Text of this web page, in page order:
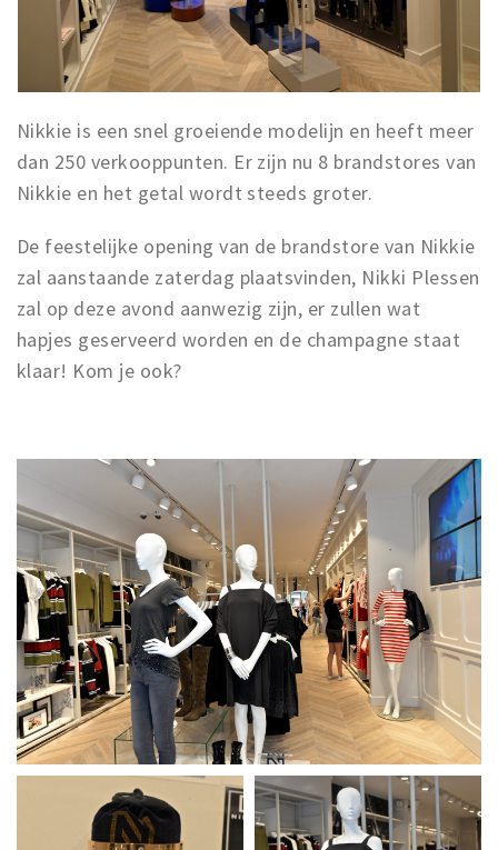
Nikkie is een snel groeiende modelijn en heeft meer
dan 250 verkooppunten. Er zijn nu 8 brandstores van
Nikkie en het getal wordt steeds groter.
De feestelijke opening van de brandstore van Nikkie
zal aanstaande zaterdag plaatsvinden, Nikki Plessen
zal op deze avond aanwezig zijn, er zullen wat
hapjes geserveerd worden en de champagne staat
klaar! Kom je ook?